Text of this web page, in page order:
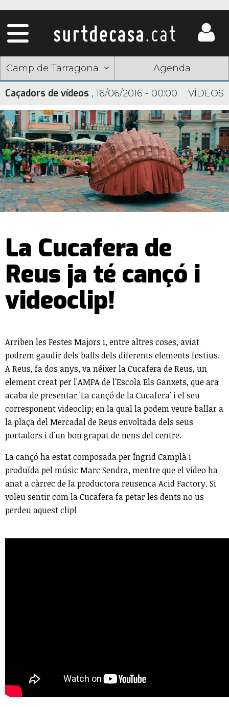
Camp de Tarragona Agenda
Caçadors de vídeos , 16/06/2016 - 00:00 VÍDEOS
La Cucafera de
Reus ja té cançó i
videoclip!
Arriben les Festes Majors i, entre altres coses, aviat
podrem gaudir dels balls dels diferents elements festius.
A Reus, fa dos anys, va néixer la Cucafera de Reus, un
element creat per l'AMPA de l'Escola Els Ganxets, que ara
acaba de presentar 'La cançó de la Cucafera' i el seu
corresponent videoclip; en la qual la podem veure ballar a
la plaça del Mercadal de Reus envoltada dels seus
portadors i d'un bon grapat de nens del centre.
La cançó ha estat composada per Íngrid Camplà i
produïda pel músic Marc Sendra, mentre que el vídeo ha
anat a càrrec de la productora reusenca Acid Factory. Si
voleu sentir com la Cucafera fa petar les dents no us
perdeu aquest clip!